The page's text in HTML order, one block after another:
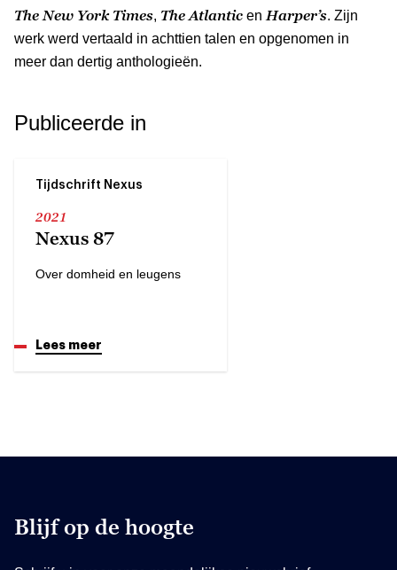
The New York Times, The Atlantic en Harper’s. Zijn
werk werd vertaald in achttien talen en opgenomen in
meer dan dertig anthologieën.
Publiceerde in
Tijdschrift Nexus
2021
Nexus 87
Over domheid en leugens
Lees meer
Blijf op de hoogte